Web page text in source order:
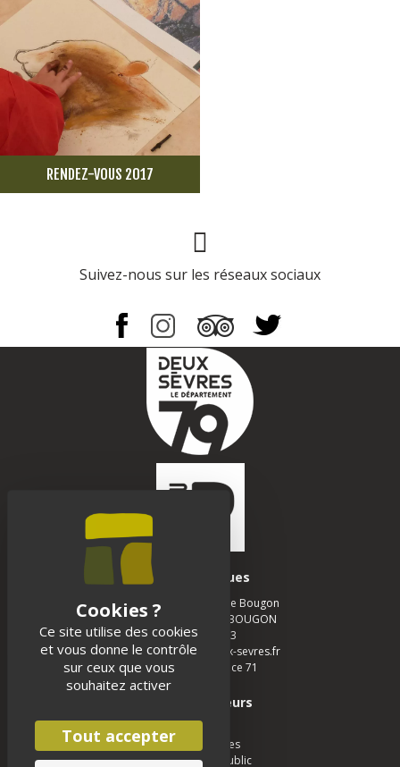
RENDEZ-VOUS 2017
Page Facebook
Suivez-nous sur les réseaux sociaux
Infos pratiques
Musée des Tumulus de Bougon
La Chapelle - 79 800 BOUGON
05 49 05 12 13
musee-bougon@deux-sevres.fr
Realisation :
Agence 71
Espace visiteurs
Scolaires
Groupe adultes
Groupe jeune public
Ce site utilise des cookies
et vous donne le contrôle
sur ceux que vous
souhaitez activer
Tout accepter